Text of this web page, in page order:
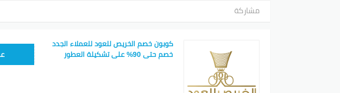
مشاركة
كوبون خصم الخريص للعود للعملاء الجدد
خصم حتى 90% على تشكيلة العطور